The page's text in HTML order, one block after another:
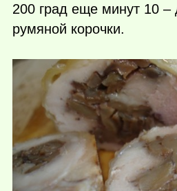
200 град еще минут 10 –
румяной корочки.